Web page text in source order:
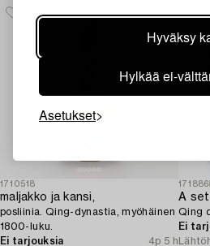
Hyväksy
Hylkää ei-
Asetukset
1710518
maljakko ja kansi,
posliinia. Qing-dynastia, myöhäinen
1800-luku.
Ei tarjouksia
4p 5 h
Qing
Ei